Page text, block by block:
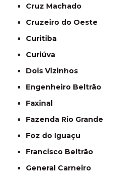
Cruz Machado
Cruzeiro do Oeste
Curitiba
Curiúva
Dois Vizinhos
Engenheiro Beltrão
Faxinal
Fazenda Rio Grande
Foz do Iguaçu
Francisco Beltrão
General Carneiro